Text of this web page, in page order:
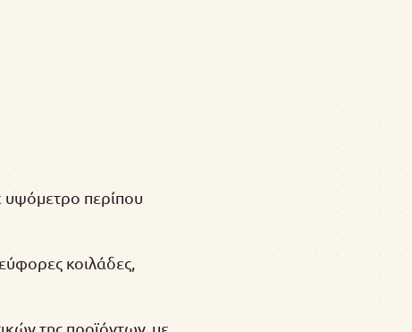
υψόμετρο περίπου
κοιλάδες,
της προϊόντων, με